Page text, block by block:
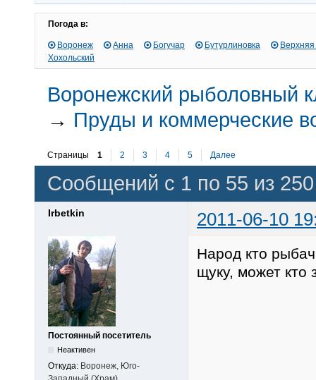
Погода в:
Воронеж Анна Богучар Бутурлиновка
Хохольский
Воронежский рыболовный
→ Пруды и коммерческие
Страницы 1 2 3 4 5 Далее
Сообщений с 1 по 55 из 250
Irbetkin 2011-06-10
Постоянный посетитель
Неактивен
Откуда: Воронеж, Юго-
Народ кто
щуку, может кто